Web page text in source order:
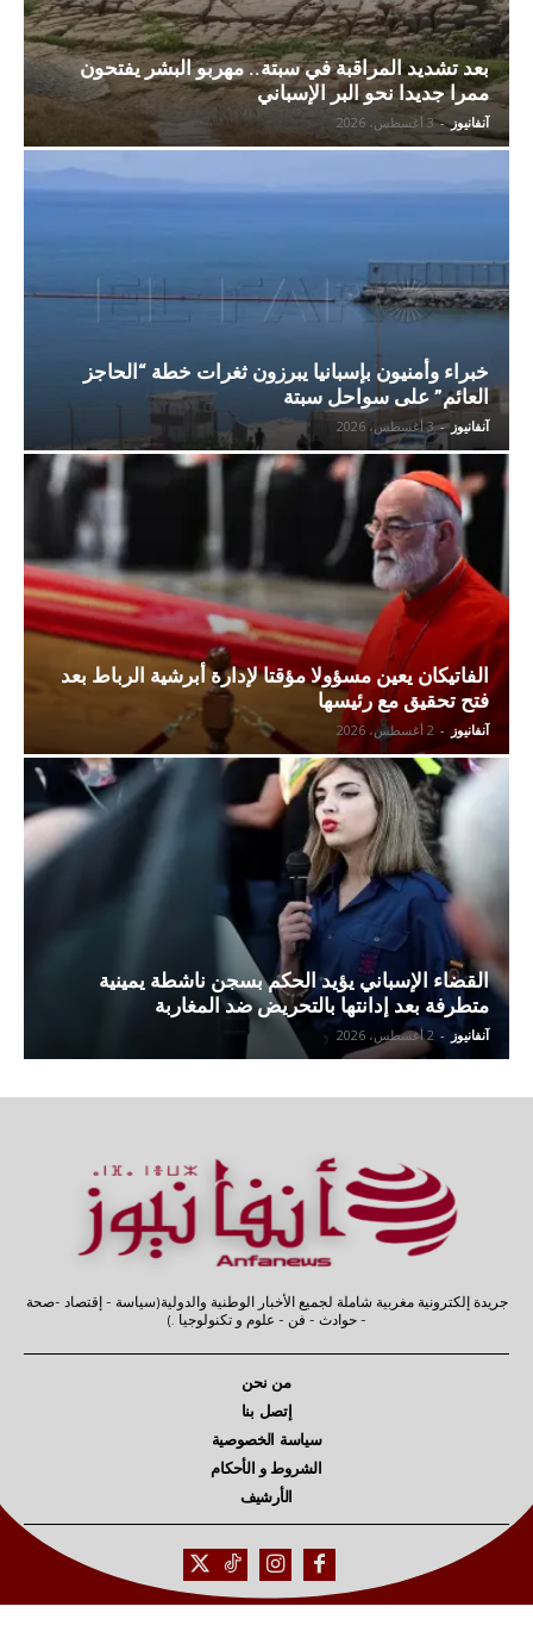
بعد تشديد المراقبة في سبتة.. مهربو البشر يفتحون
ممرا جديدا نحو البر الإسباني
آنفانيوز - 3 أغسطس، 2026
خبراء وأمنيون بإسبانيا يبرزون ثغرات خطة “الحاجز
العائم” على سواحل سبتة
آنفانيوز - 3 أغسطس، 2026
الفاتيكان يعين مسؤولا مؤقتا لإدارة أبرشية الرباط بعد
فتح تحقيق مع رئيسها
آنفانيوز - 2 أغسطس، 2026
القضاء الإسباني يؤيد الحكم بسجن ناشطة يمينية
متطرفة بعد إدانتها بالتحريض ضد المغاربة
آنفانيوز - 2 أغسطس، 2026
جريدة إلكترونية مغربية شاملة لجميع الأخبار الوطنية والدولية(سياسة - إقتصاد -صحة
- حوادث - فن - علوم و تكنولوجيا .)
من نحن
إتصل بنا
سياسة الخصوصية
الشروط و الأحكام
الأرشيف